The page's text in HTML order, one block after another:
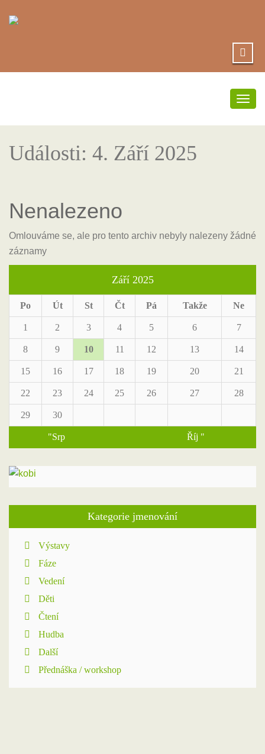
Události: 4. Září 2025
Nenalezeno
Omlouváme se, ale pro tento archiv nebyly nalezeny žádné
záznamy
Září 2025
Po Út St Čt Pá Takže Ne
1 2 3 4 5 6 7
8 9 10 11 12 13 14
15 16 17 18 19 20 21
22 23 24 25 26 27 28
29 30
"Srp Říj "
Kategorie jmenování
Výstavy
Fáze
Vedení
Děti
Čtení
Hudba
Další
Přednáška / workshop